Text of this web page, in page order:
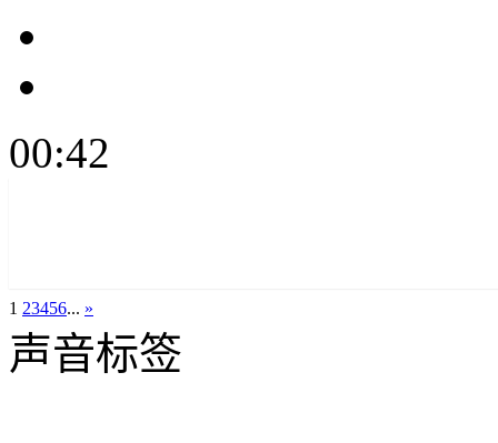
00:42
1 23456... »
声音标签